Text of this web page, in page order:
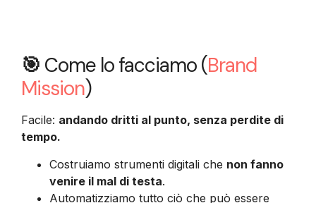
🎯 Come lo facciamo (Brand
Mission)
Facile: andando dritti al punto, senza perdite di
tempo.
Costruiamo strumenti digitali che non fanno
venire il mal di testa.
Automatizziamo tutto ciò che può essere